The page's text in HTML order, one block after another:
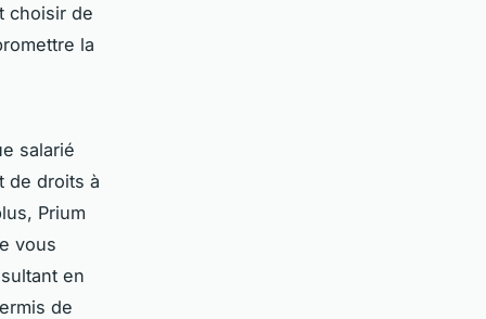
choisir de
la
salarié
de droits à
Prium
vous
en
de